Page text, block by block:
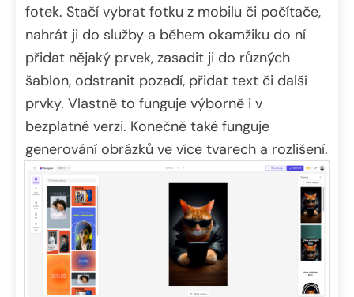
fotek. Stačí vybrat fotku z mobilu či počítače,
nahrát ji do služby a během okamžiku do ní
přidat nějaký prvek, zasadit ji do různých
šablon, odstranit pozadí, přidat text či další
prvky. Vlastně to funguje výborně i v
bezplatné verzi. Konečně také funguje
generování obrázků ve více tvarech a rozlišení.